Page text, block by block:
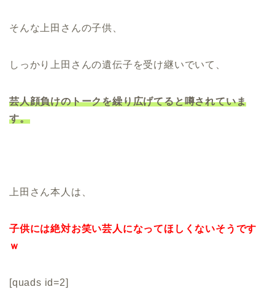
そんな上田さんの子供、
しっかり上田さんの遺伝子を受け継いでいて、
芸人顔負けのトークを繰り広げてると噂されていま
す。
上田さん本人は、
子供には絶対お笑い芸人になってほしくないそうです
ｗ
[quads id=2]